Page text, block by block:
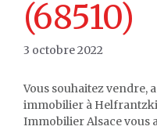
(68510)
3 octobre 2022
Vous souhaitez vendre,
immobilier à
Immobilier Alsace vous